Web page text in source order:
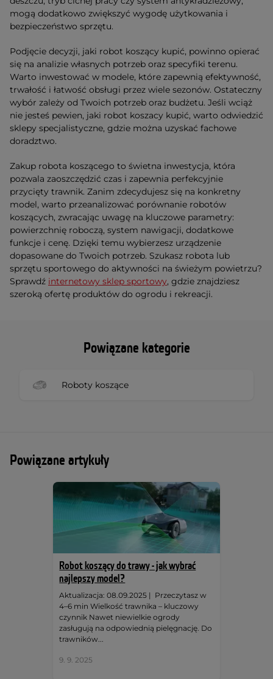
mogą dodatkowo zwiększyć wygodę użytkowania i
bezpieczeństwo sprzętu.
Podjęcie decyzji, jaki robot koszący kupić, powinno opierać
się na analizie własnych potrzeb oraz specyfiki terenu.
Warto inwestować w modele, które zapewnią efektywność,
trwałość i łatwość obsługi przez wiele sezonów. Ostateczny
wybór zależy od Twoich potrzeb oraz budżetu. Jeśli wciąż
nie jesteś pewien, jaki robot koszacy kupić, warto odwiedzić
sklepy specjalistyczne, gdzie można uzyskać fachowe
doradztwo.
Zakup robota koszącego to świetna inwestycja, która
pozwala zaoszczędzić czas i zapewnia perfekcyjnie
przycięty trawnik. Zanim zdecydujesz się na konkretny
model, warto przeanalizować porównanie robotów
koszących, zwracając uwagę na kluczowe parametry:
powierzchnię roboczą, system nawigacji, dodatkowe
funkcje i cenę. Dzięki temu wybierzesz urządzenie
dopasowane do Twoich potrzeb. Szukasz robota lub
sprzętu sportowego do aktywności na świeżym powietrzu?
Sprawdź internetowy sklep sportowy, gdzie znajdziesz
szeroką ofertę produktów do ogrodu i rekreacji.
Powiązane kategorie
Roboty koszące
Powiązane artykuły
Robot koszący do trawy - jak wybrać
najlepszy model?
Aktualizacja: 08.09.2025 | Przeczytasz w
4–6 min Wielkość trawnika – kluczowy
czynnik Nawet niewielkie ogrody
zasługują na odpowiednią pielęgnację. Do
trawników...
9. 9. 2025